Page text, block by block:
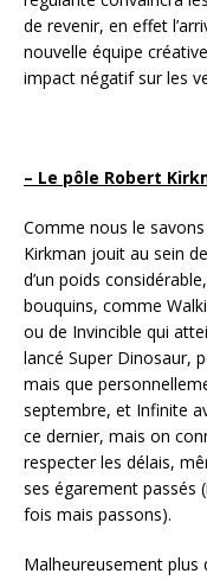
de revenir, en effet
nouvelle équipe
impact négatif sur les
– Le pôle Robert
Comme nous le
Kirkman jouit au sein
d’un poids
bouquins, comme
ou de Invincible qui
lancé Super Dinosaur,
mais que
septembre, et Infinite
ce dernier, mais on
respecter les délais,
ses égarement passés
fois mais passons).
Malheureusement